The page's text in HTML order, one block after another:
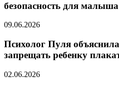
безопасность для малыша
09.06.2026
Психолог Пуля
запрещать ребенку
02.06.2026